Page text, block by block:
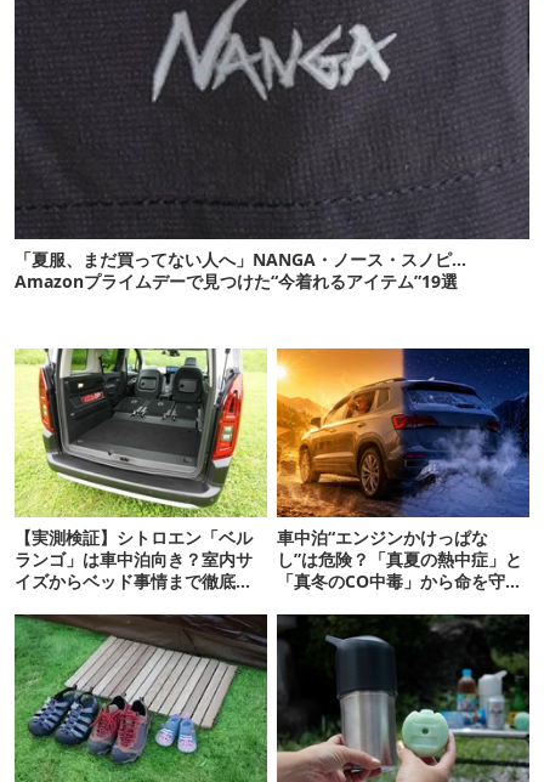
「夏服、まだ買ってない人へ」NANGA・ノース・スノピ…
Amazonプライムデーで見つけた“今着れるアイテム”19選
【実測検証】シトロエン「ベル
ランゴ」は車中泊向き？室内サ
イズからベッド事情まで徹底レ
車中泊“エンジンかけっぱな
し”は危険？「真夏の熱中症」と
「真冬のCO中毒」から命を守る